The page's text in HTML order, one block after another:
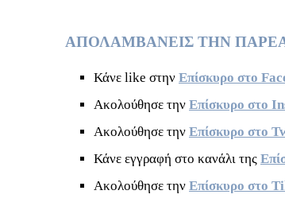
ΑΠΟΛΑΜΒΑΝΕΙΣ ΤΗΝ
Κάνε like στην Επίσκυρο στο
Ακολούθησε την Επίσκυρο στο
Ακολούθησε την Επίσκυρο στο
Κάνε εγγραφή στο κανάλι της
Ακολούθησε την Επίσκυρο στο